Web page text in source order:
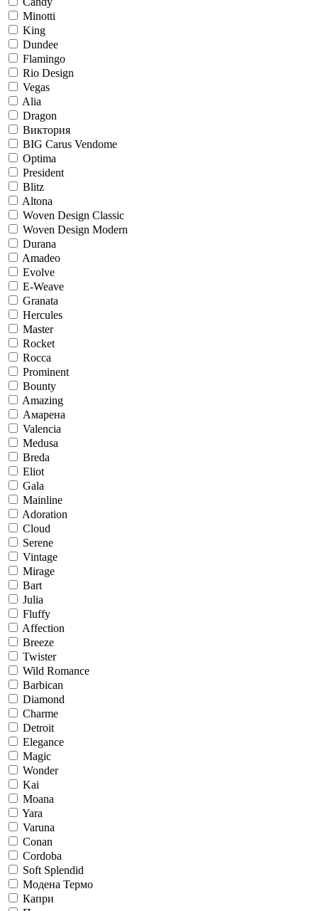
Minotti
King
Dundee
Flamingo
Rio Design
Vegas
Alia
Dragon
Виктория
BIG Carus Vendome
Optima
President
Blitz
Altona
Woven Design Classic
Woven Design Modern
Durana
Amadeo
Evolve
E-Weave
Granata
Hercules
Master
Rocket
Rocca
Prominent
Bounty
Amazing
Амарена
Valencia
Medusa
Breda
Eliot
Gala
Mainline
Adoration
Cloud
Serene
Vintage
Mirage
Bart
Julia
Fluffy
Affection
Breeze
Twister
Wild Romance
Barbican
Diamond
Charme
Detroit
Elegance
Magic
Wonder
Kai
Moana
Yara
Varuna
Conan
Cordoba
Soft Splendid
Модена Термо
Капри